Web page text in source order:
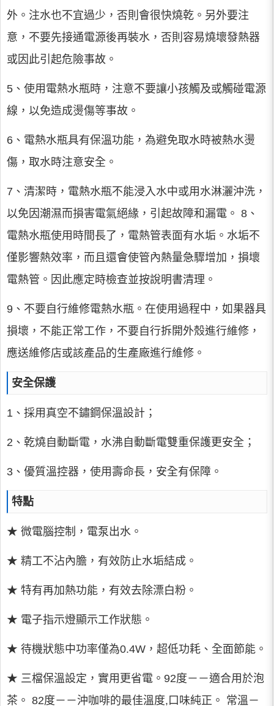
外。注水也不宜過少，否則會很快燒乾。另外要注
意，不要先接通電源後再裝水，否則容易燒壞發熱器
或因此引起危險事故。
5、使用電熱水瓶時，注意不要讓小孩觸及或觸碰電源
線，以免造成燙傷等事故。
6、電熱水瓶具有保溫功能，為避免取水時被熱水燙
傷，取水時注意安全。
7、清潔時，電熱水瓶不能浸入水中或用水淋灑沖洗，
以免因潮濕而損害電氣絕緣，引起故障和漏電。 8、
電熱水瓶使用時間長了，電熱管表面有水垢。水垢不
僅影響熱效率，而且還會使管內熱量急驟增加，損壞
電熱管。因此應定時檢查並按說明書清理。
9、不要自行維修電熱水瓶。在使用過程中，如果器具
損壞，不能正常工作，不要自行拆開外殼進行維修，
應送維修店或該產品的生產廠進行維修。
安全保護
1、採用真空不鏽鋼保溫設計；
2、乾燒自動斷電，水沸自動斷電雙重保護更安全；
3、優質溫控器，使用壽命長，安全有保障。
特點
★ 微電腦控制，電泵出水。
★ 精工不沾內膽，有效防止水垢結成。
★ 特有再加熱功能，有效去除漂白粉。
★ 電子指示燈顯示工作狀態。
★ 待機狀態中功率僅為0.4W，超低功耗、全面節能。
★ 三檔保溫設定，實用更省電。92度－－適合用於泡
茶。 82度－－沖咖啡的最佳溫度,口味純正。 常溫－